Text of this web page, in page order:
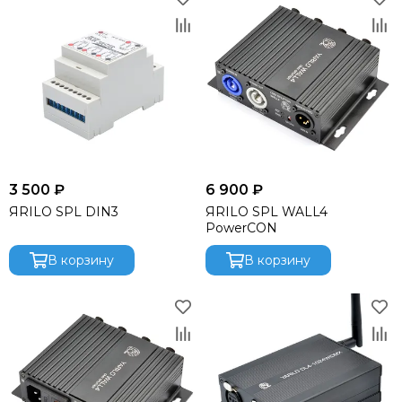
Global Effects
HK Audio
I LIGHTING
INTREND
Invotone
JBL
K&M
KRAMER
Kauber
Lab Gruppen
Le Mark
Lexicon
LightСraft
Lightlink
3 500 ₽
ЯRILO SPL DIN3
В корзину
6 900 ₽
ЯRILO SPL WALL4
PowerCON
В корзину